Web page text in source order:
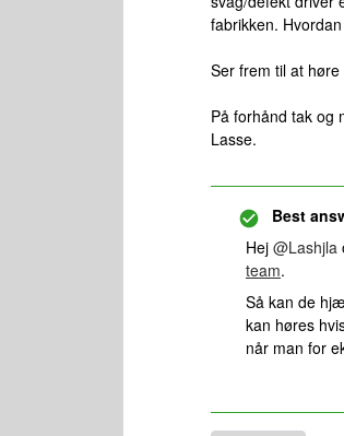
fabrikken.
Ser frem til at høre
På forhånd tak og
Lasse.
Best
Hej @Lashjla
team.
Så kan de
kan høres
når man for